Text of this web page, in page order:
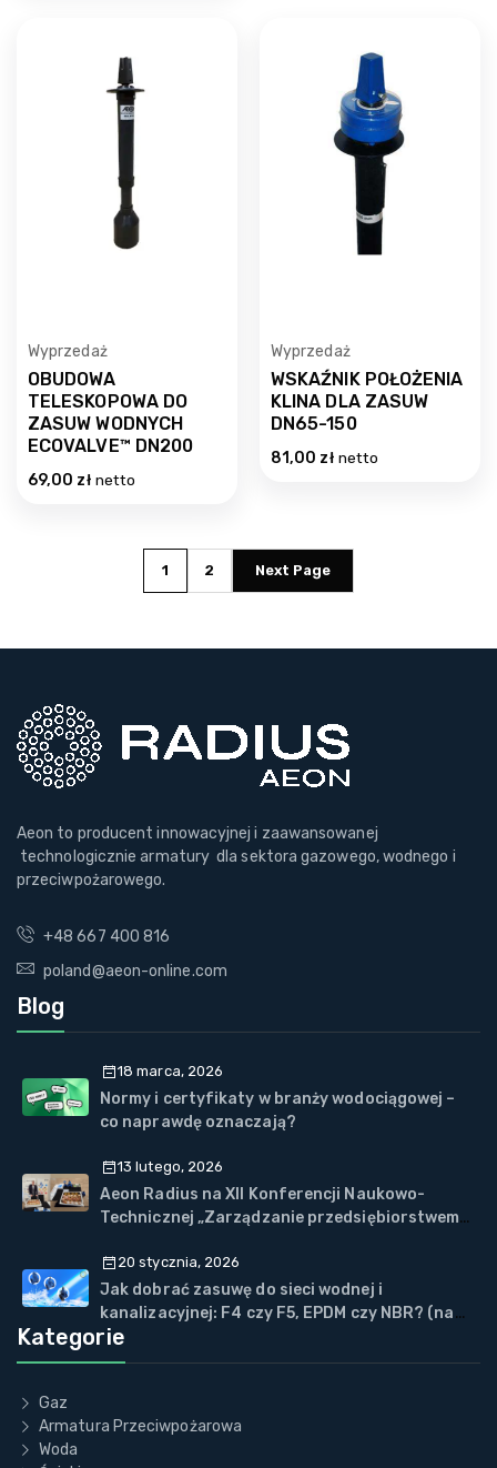
Wyprzedaż
OBUDOWA
TELESKOPOWA DO
ZASUW WODNYCH
ECOVALVE™ DN200
69,00 zł netto
Wyprzedaż
WSKAŹNIK POŁOŻENIA
KLINA DLA ZASUW
DN65-150
81,00 zł netto
1 2 Next Page
Aeon to producent innowacyjnej i zaawansowanej
technologicznie armatury dla sektora gazowego, wodnego i
przeciwpożarowego.
+48 667 400 816
poland@aeon-online.com
Blog
18 marca, 2026
Normy i certyfikaty w branży wodociągowej –
co naprawdę oznaczają?
13 lutego, 2026
Aeon Radius na XII Konferencji Naukowo-
Technicznej „Zarządzanie przedsiębiorstwem
20 stycznia, 2026
Jak dobrać zasuwę do sieci wodnej i
kanalizacyjnej: F4 czy F5, EPDM czy NBR? (na
przykładzie ECOVALVE™)
Kategorie
Gaz
Armatura Przeciwpożarowa
Woda